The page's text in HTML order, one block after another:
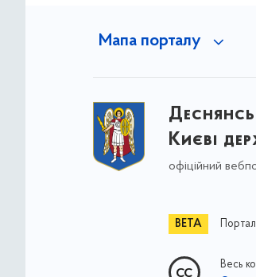
Мапа порталу
Києві
офіційний
Весь